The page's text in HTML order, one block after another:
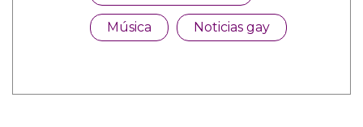
Música Noticias gay